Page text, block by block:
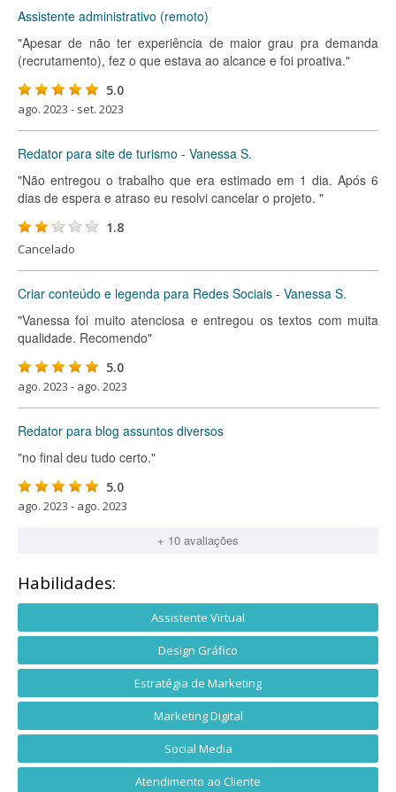
Assistente administrativo (remoto)
"Apesar de não ter experiência de maior grau pra demanda
(recrutamento), fez o que estava ao alcance e foi proativa."
5.0
ago. 2023 - set. 2023
Redator para site de turismo - Vanessa S.
"Não entregou o trabalho que era estimado em 1 dia. Após 6
dias de espera e atraso eu resolvi cancelar o projeto. "
1.8
Cancelado
Criar conteúdo e legenda para Redes Sociais - Vanessa S.
"Vanessa foi muito atenciosa e entregou os textos com muita
qualidade. Recomendo"
5.0
ago. 2023 - ago. 2023
Redator para blog assuntos diversos
"no final deu tudo certo."
5.0
ago. 2023 - ago. 2023
+ 10 avaliações
Habilidades:
Assistente Virtual
Design Gráfico
Estratégia de Marketing
Marketing Digital
Social Media
Atendimento ao Cliente